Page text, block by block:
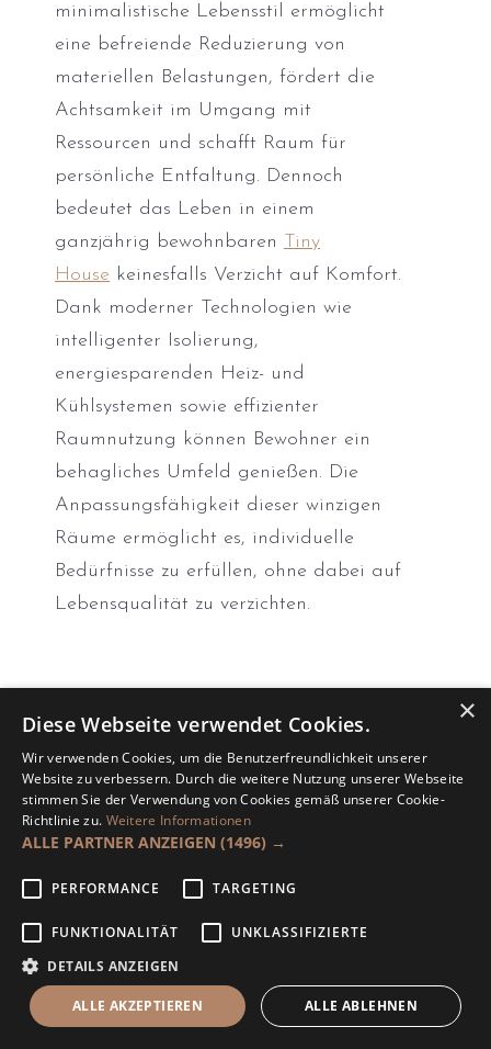
minimalistische Lebensstil ermöglicht
eine befreiende Reduzierung von
materiellen Belastungen, fördert die
Achtsamkeit im Umgang mit
Ressourcen und schafft Raum für
persönliche Entfaltung. Dennoch
bedeutet das Leben in einem
ganzjährig bewohnbaren
Tiny
House keinesfalls Verzicht auf Komfort.
Dank moderner Technologien wie
intelligenter Isolierung,
energiesparenden Heiz- und
Kühlsystemen sowie effizienter
Raumnutzung können Bewohner ein
behagliches Umfeld genießen. Die
Anpassungsfähigkeit dieser winzigen
Räume ermöglicht es, individuelle
Bedürfnisse zu erfüllen, ohne dabei auf
Lebensqualität zu verzichten.
Versandkostenfrei
Tiny House, Container Haus,
Modulhaus - Minihaus - 25m² -
Modelle Eco Life
Tiny House 25 m2
für 3-4 Personen.
×
Diese Webseite verwendet Cookies.
Wir verwenden Cookies, um die Benutzerfreundlichkeit unserer
Website zu verbessern. Durch die weitere Nutzung unserer Webseite
stimmen Sie der Verwendung von Cookies gemäß unserer Cookie-
Richtlinie zu. Weitere Informationen
ALLE PARTNER ANZEIGEN (1496) →
PERFORMANCE TARGETING
FUNKTIONALITÄT
UNKLASSIFIZIERTE
DETAILS ANZEIGEN
ALLE AKZEPTIEREN ALLE ABLEHNEN